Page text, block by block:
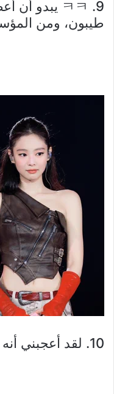
طيبون، ومن
10. لقد أعجبني أنه كان شخصًا ذو ذوق